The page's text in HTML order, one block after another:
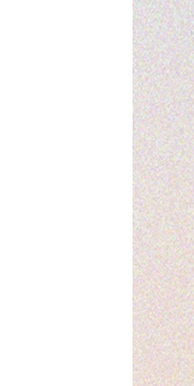
좋은
제9장
의존
이해와
누구나
제10장
나는